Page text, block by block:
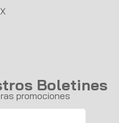
Boletines
promociones